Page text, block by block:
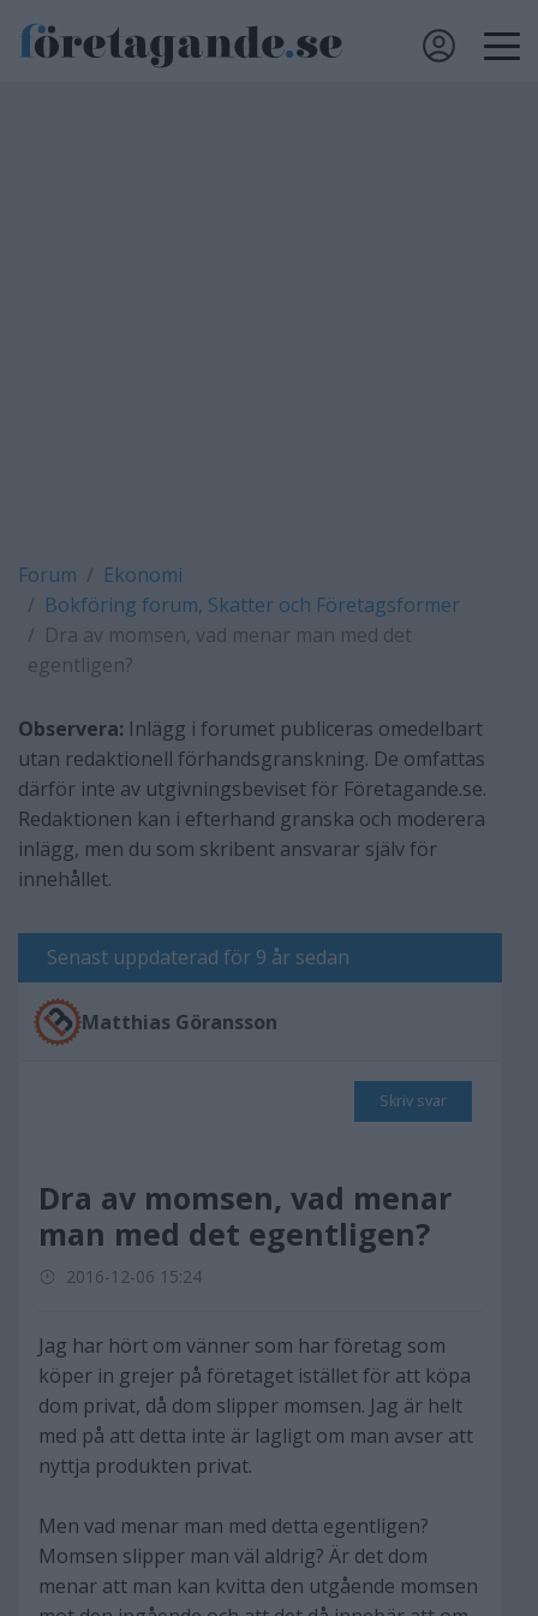
Forum
Ekonomi
Bokföring forum, Skatter och Företagsformer
Dra av momsen, vad menar man med det
egentligen?
Observera: Inlägg i forumet publiceras omedelbart
utan redaktionell förhandsgranskning. De omfattas
därför inte av utgivningsbeviset för Företagande.se.
Redaktionen kan i efterhand granska och moderera
inlägg, men du som skribent ansvarar själv för
innehållet.
Senast uppdaterad för 9 år sedan
Matthias Göransson
Skriv svar
Dra av momsen, vad menar
man med det egentligen?
2016-12-06 15:24
Jag har hört om vänner som har företag som
köper in grejer på företaget istället för att köpa
dom privat, då dom slipper momsen. Jag är helt
med på att detta inte är lagligt om man avser att
nyttja produkten privat.
Men vad menar man med detta egentligen?
Momsen slipper man väl aldrig? Är det dom
menar att man kan kvitta den utgående momsen